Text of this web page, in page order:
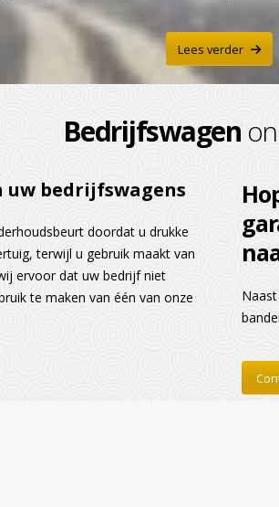
Lees verder
Bedrijfswagen
bedrijfswagens
doordat u drukke
terwijl u gebruik maakt van
ervoor dat uw bedrijf niet
te maken van één van onze